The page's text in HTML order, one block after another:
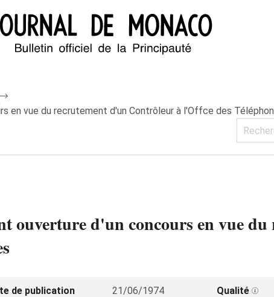
en vue du recrutement d'un Contrôleur à l'Offce des
ouverture d'un concours en vue
de publication 21/06/1974 Qualité